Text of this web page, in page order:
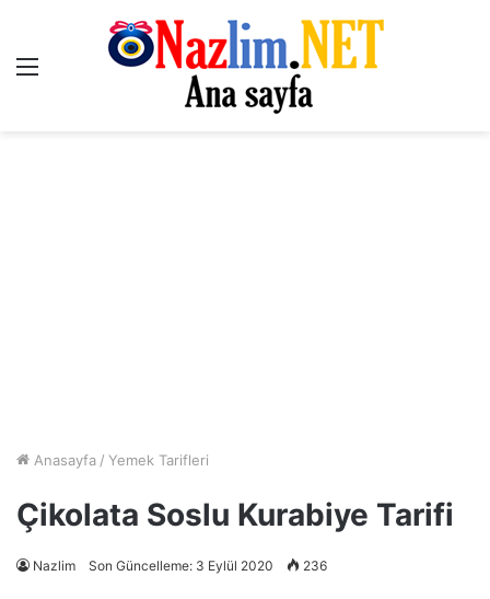
Menü
Anasayfa / Yemek Tarifleri
Çikolata Soslu Kurabiye Tarifi
Nazlim Son Güncelleme: 3 Eylül 2020 236